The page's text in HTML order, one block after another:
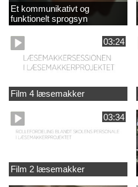
Et kommunikativt og
funktionelt sprogsyn
03:24
Film 4 læsemakker
03:34
Film 2 læsemakker